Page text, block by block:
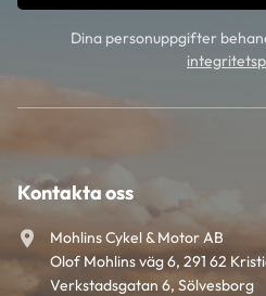
Dina personuppgifter
Kontakta oss
Mohlins Cykel & Motor AB
Olof Mohlins väg 6, 291 62
Verkstadsgatan 6, Sölvesborg